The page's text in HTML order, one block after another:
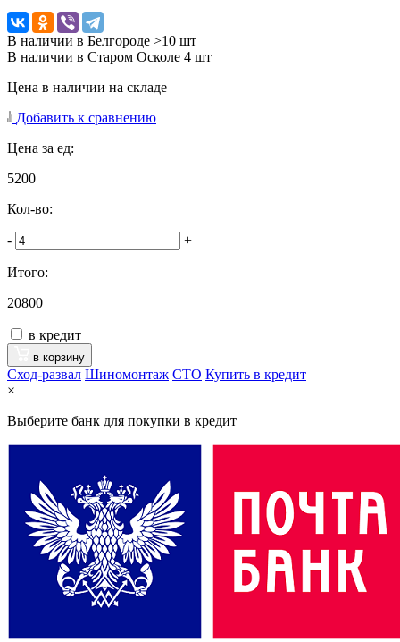
В наличии в Белгороде >10 шт
В наличии в Старом Осколе 4 шт
Цена в наличии на складе
Добавить к сравнению
Цена за ед:
5200
Кол-во:
- +
Итого:
20800
в кредит
в корзину
Сход-развал Шиномонтаж CTO Купить в кредит
×
Выберите банк для покупки в кредит